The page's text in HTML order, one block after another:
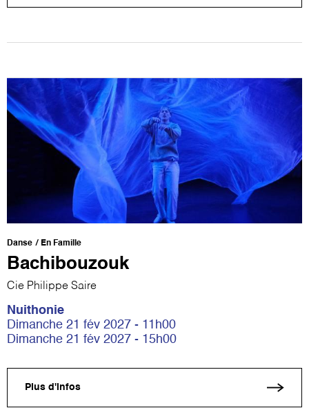
Danse En Famille
Bachibouzouk
Cie Philippe Saire
Nuithonie
Dimanche 21 fév 2027 - 11h00
Dimanche 21 fév 2027 - 15h00
Plus d'infos